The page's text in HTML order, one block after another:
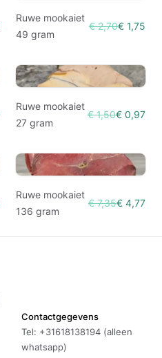
Ruwe mookaiet
49 gram
€ 2,70€ 1,75
Ruwe mookaiet
27 gram
€ 1,50€ 0,97
Ruwe mookaiet
136 gram
€ 7,35€ 4,77
Contactgegevens
Tel: +31618138194 (alleen
whatsapp)